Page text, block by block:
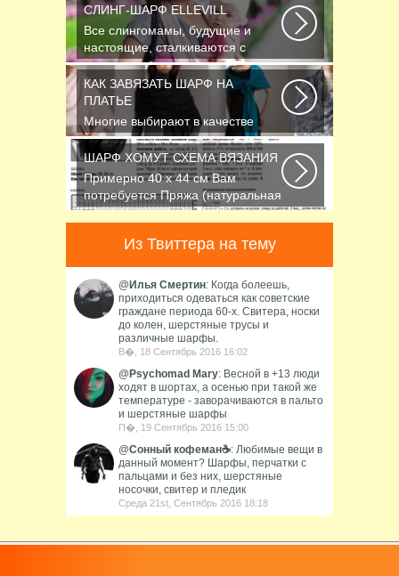
СЛИНГ-ШАРФ ELLEVILL
Все слингомамы, будущие и
настоящие, сталкиваются с
проблемой выбора слинга...
КАК ЗАВЯЗАТЬ ШАРФ НА
ПЛАТЬЕ
Многие выбирают в качестве
аксессуара красивый платок или
шарфик, однако...
ШАРФ ХОМУТ СХЕМА ВЯЗАНИЯ
Примерно 40 х 44 см Вам
потребуется Пряжа (натуральная
шерсть, альпака...
Из Твиттера на тему
@ Илья Смертин: Когда болеешь,
приходиться одеваться как советские
граждане периода 60-х. Свитера, носки
до колен, шерстяные трусы и
различные шарфы.
В�, 18 Сентябрь 2016 16:02
@ Psychomad Mary: Весной в +13 люди
ходят в шортах, а осенью при такой же
температуре - заворачиваются в пальто
и шерстяные шарфы
П�, 19 Сентябрь 2016 15:00
@Сонный кофеман☕️: Любимые вещи в
данный момент? Шарфы, перчатки с
пальцами и без них, шерстяные
носочки, свитер и пледик
Среда 21st, Сентябрь 2016 18:18